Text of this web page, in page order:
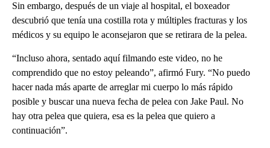
Sin embargo, después de un viaje al hospital, el boxeador
descubrió que tenía una costilla rota y múltiples fracturas y los
médicos y su equipo le aconsejaron que se retirara de la pelea.
“Incluso ahora, sentado aquí filmando este video, no he
comprendido que no estoy peleando”, afirmó Fury. “No puedo
hacer nada más aparte de arreglar mi cuerpo lo más rápido
posible y buscar una nueva fecha de pelea con Jake Paul. No
hay otra pelea que quiera, esa es la pelea que quiero a
continuación”.